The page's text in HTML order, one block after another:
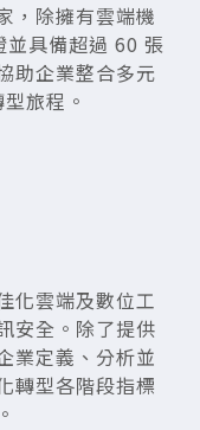
，除擁有雲端機
並具備超過 60 張
助企業整合多元
旅程。
化雲端及數位工
安全。除了提供
業定義、分析並
轉型各階段指標